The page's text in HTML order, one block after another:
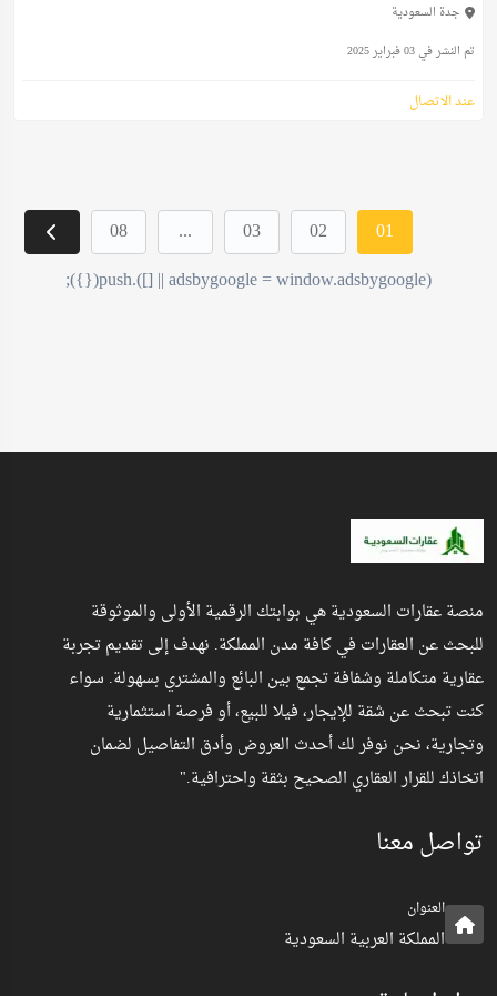
جدة السعودية
تم النشر في 03 فبراير 2025
عند الاتصال
01
02
03
...
08
(adsbygoogle = window.adsbygoogle || []).push({});
منصة عقارات السعودية هي بوابتك الرقمية الأولى والموثوقة
للبحث عن العقارات في كافة مدن المملكة. نهدف إلى تقديم تجربة
عقارية متكاملة وشفافة تجمع بين البائع والمشتري بسهولة. سواء
كنت تبحث عن شقة للإيجار، فيلا للبيع، أو فرصة استثمارية
وتجارية، نحن نوفر لك أحدث العروض وأدق التفاصيل لضمان
اتخاذك للقرار العقاري الصحيح بثقة واحترافية."
تواصل معنا
العنوان
المملكة العربية السعودية